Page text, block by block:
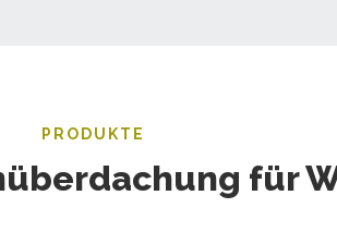
PRODUKTE
für